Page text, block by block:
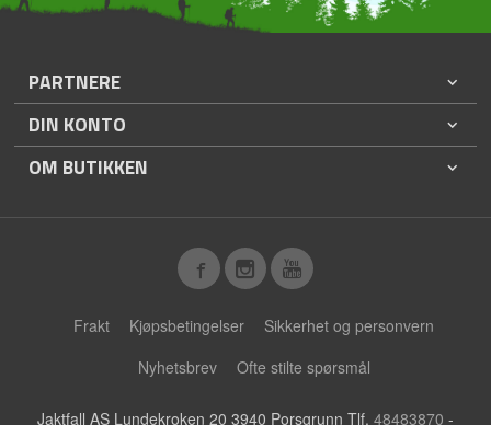
PARTNERE
DIN KONTO
OM BUTIKKEN
Frakt Kjøpsbetingelser
Sikkerhet og personvern
Nyhetsbrev
Ofte stilte spørsmål
Jaktfall AS Lundekroken 20 3940 Porsgrunn Tlf. 48483870 -